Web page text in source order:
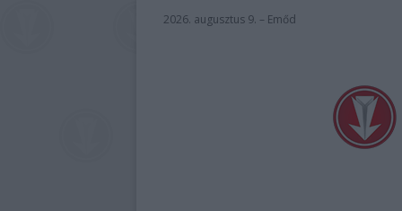
2026. augusztus 9. – Emőd